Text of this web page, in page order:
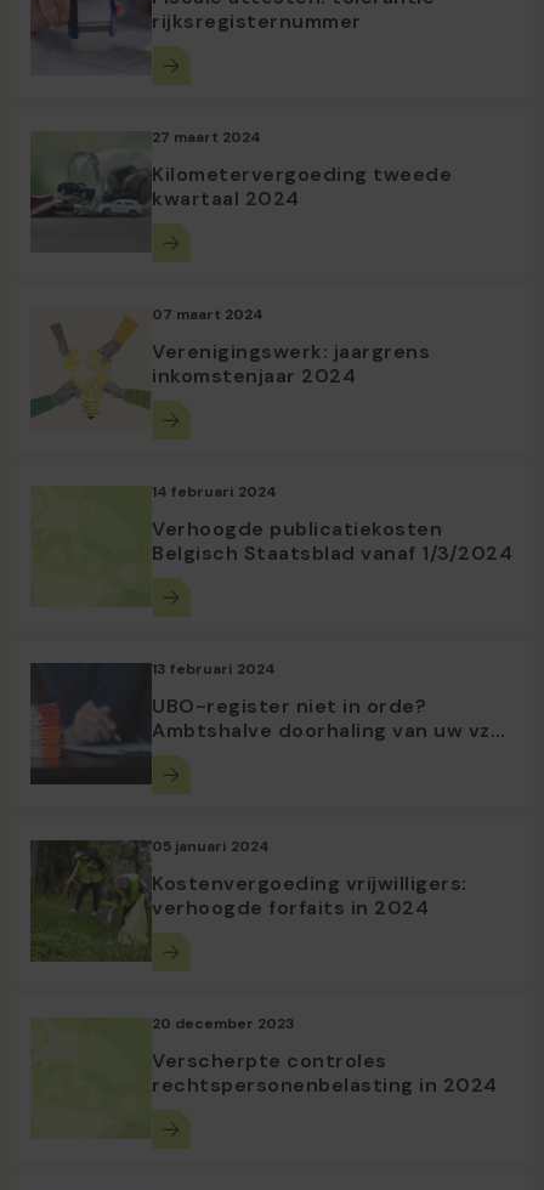
rijksregisternummer
27 maart 2024
Kilometervergoeding tweede
kwartaal 2024
07 maart 2024
Verenigingswerk: jaargrens
inkomstenjaar 2024
14 februari 2024
Verhoogde publicatiekosten
Belgisch Staatsblad vanaf 1/3/2024
13 februari 2024
UBO-register niet in orde?
Ambtshalve doorhaling van uw vzw
dreigt!
05 januari 2024
Kostenvergoeding vrijwilligers:
verhoogde forfaits in 2024
20 december 2023
Verscherpte controles
rechtspersonenbelasting in 2024